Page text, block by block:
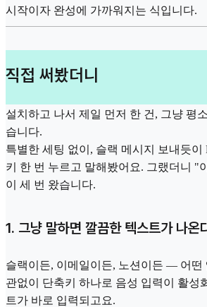
시작이자 완성에 가까워지는 식입니다.
직접 써봤더니
설치하고 나서 제일 먼저 한 건, 그냥 평
습니다.
특별한 세팅 없이, 슬랙 메시지 보내듯이
키 한 번 누르고 말해봤어요. 그랬더니 "
이 세 번 왔습니다.
1. 그냥 말하면 깔끔한 텍스트가 나온
슬랙이든, 이메일이든, 노션이든 — 어떤
관없이 단축키 하나로 음성 입력이 활성
트가 바로 입력되고요.